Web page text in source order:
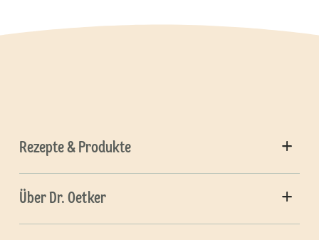
Rezepte & Produkte
Über Dr. Oetker